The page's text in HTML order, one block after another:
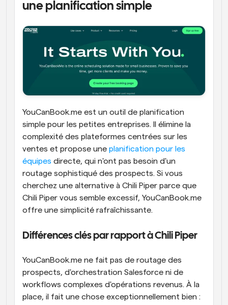
une planification simple
YouCanBook.me est un outil de planification
simple pour les petites entreprises. Il élimine la
complexité des plateformes centrées sur les
ventes et propose une planification pour les
équipes directe, qui n'ont pas besoin d'un
routage sophistiqué des prospects. Si vous
cherchez une alternative à Chili Piper parce que
Chili Piper vous semble excessif, YouCanBook.me
offre une simplicité rafraîchissante.
Différences clés par rapport à Chili Piper
YouCanBook.me ne fait pas de routage des
prospects, d'orchestration Salesforce ni de
workflows complexes d'opérations revenus. À la
place, il fait une chose exceptionnellement bien :